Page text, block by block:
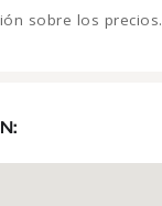
sobre los precios.